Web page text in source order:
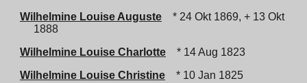
Wilhelmine Louise Auguste
* 24 Okt 1869, + 13 Okt
1888
Wilhelmine Louise Charlotte
* 14 Aug 1823
Wilhelmine Louise Christine
* 10 Jan 1825